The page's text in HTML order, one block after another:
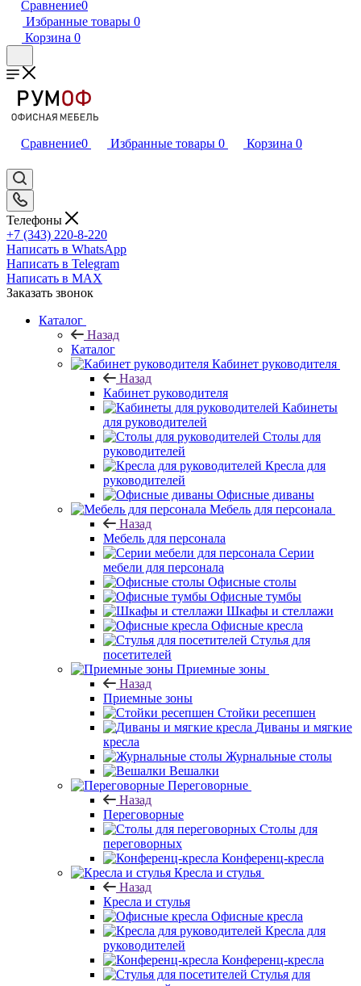
Сравнение0
Избранные товары 0
Корзина 0
Сравнение0 Избранные товары 0 Корзина 0
Телефоны
+7 (343) 220-8-220
Написать в WhatsApp
Написать в Telegram
Написать в MAX
Заказать звонок
Каталог
Назад
Каталог
Кабинет руководителя
Назад
Кабинет руководителя
Кабинеты
для руководителей
Столы для
руководителей
Кресла для
руководителей
Офисные диваны
Мебель для персонала
Назад
Мебель для персонала
Серии
мебели для персонала
Офисные столы
Офисные тумбы
Шкафы и стеллажи
Офисные кресла
Стулья для
посетителей
Приемные зоны
Назад
Приемные зоны
Стойки ресепшен
Диваны и мягкие
кресла
Журнальные столы
Вешалки
Переговорные
Назад
Переговорные
Столы для
переговорных
Конференц-кресла
Кресла и стулья
Назад
Кресла и стулья
Офисные кресла
Кресла для
руководителей
Конференц-кресла
Стулья для